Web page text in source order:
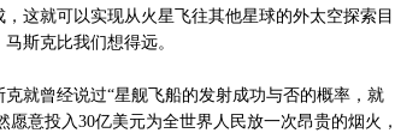
这就可以实现从火星飞往其他星球的外太空探索目
斯克比我们想得远。
曾经说过“星舰飞船的发射成功与否的概率，就
意投入30亿美元为全世界人民放一次昂贵的烟火，